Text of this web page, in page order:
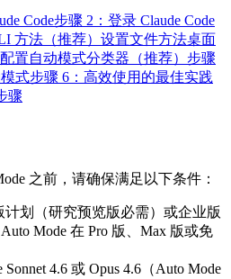
Code步骤 2：登录 Claude Code
方法（推荐） 设置文件方法桌面
置自动模式分类器（推荐） 步骤
式步骤 6：高效使用的最佳实践
骤
之前，请确保满足以下条件：
计划（研究预览版必需）或企业版
Mode 在 Pro 版、Max 版或免
Sonnet 4.6 或 Opus 4.6（Auto Mode